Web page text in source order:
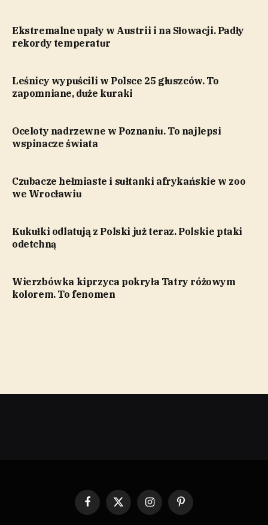
Ekstremalne upały w Austrii i na Słowacji. Padły
rekordy temperatur
Leśnicy wypuścili w Polsce 25 głuszców. To
zapomniane, duże kuraki
Oceloty nadrzewne w Poznaniu. To najlepsi
wspinacze świata
Czubacze hełmiaste i sułtanki afrykańskie w zoo
we Wrocławiu
Kukułki odlatują z Polski już teraz. Polskie ptaki
odetchną
Wierzbówka kiprzyca pokryła Tatry różowym
kolorem. To fenomen
Facebook
X
InstagramPinterest